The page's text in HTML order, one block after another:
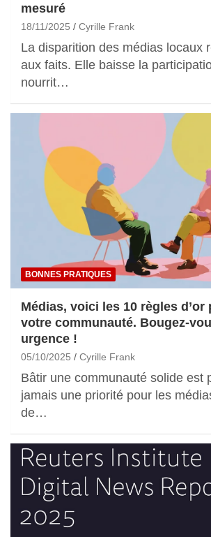
mesuré
18/11/2025 Cyrille Frank
La disparition des médias locaux
aux faits. Elle baisse la
nourrit…
BONNES PRATIQUES
Médias, voici les 10 règles d’or
votre communauté. Bougez-
urgence !
05/10/2025 Cyrille Frank
Bâtir une communauté solide est
jamais une priorité pour les
de…